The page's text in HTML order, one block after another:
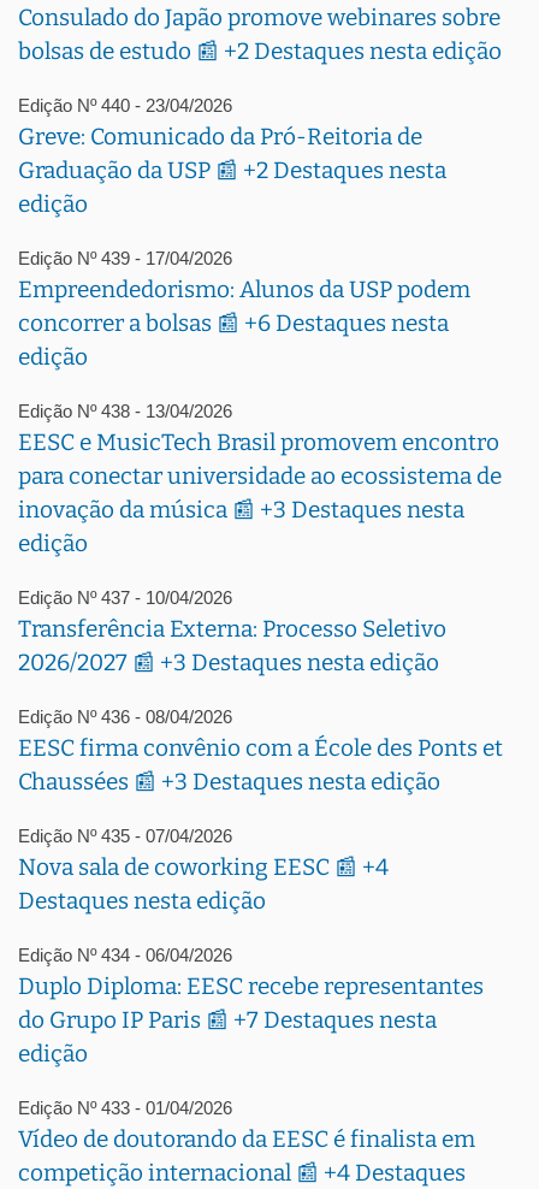
Consulado do Japão promove webinares sobre
bolsas de estudo 📰 +2 Destaques nesta edição
Edição Nº 440 - 23/04/2026
Greve: Comunicado da Pró-Reitoria de
Graduação da USP 📰 +2 Destaques nesta
edição
Edição Nº 439 - 17/04/2026
Empreendedorismo: Alunos da USP podem
concorrer a bolsas 📰 +6 Destaques nesta
edição
Edição Nº 438 - 13/04/2026
EESC e MusicTech Brasil promovem encontro
para conectar universidade ao ecossistema de
inovação da música 📰 +3 Destaques nesta
edição
Edição Nº 437 - 10/04/2026
Transferência Externa: Processo Seletivo
2026/2027 📰 +3 Destaques nesta edição
Edição Nº 436 - 08/04/2026
EESC firma convênio com a École des Ponts et
Chaussées 📰 +3 Destaques nesta edição
Edição Nº 435 - 07/04/2026
Nova sala de coworking EESC 📰 +4
Destaques nesta edição
Edição Nº 434 - 06/04/2026
Duplo Diploma: EESC recebe representantes
do Grupo IP Paris 📰 +7 Destaques nesta
edição
Edição Nº 433 - 01/04/2026
Vídeo de doutorando da EESC é finalista em
competição internacional 📰 +4 Destaques